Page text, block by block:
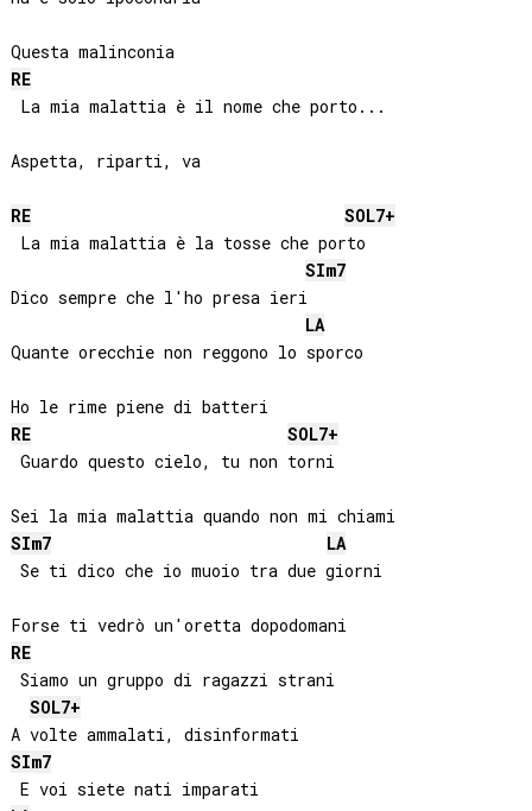
Questa malinconia
RE
La mia malattia è il nome che porto...
Aspetta, riparti, va
RE SOL7+
La mia malattia è la tosse che porto
SIm7
Dico sempre che l'ho presa ieri
LA
Quante orecchie non reggono lo sporco
RE
SOL7+
Guardo questo cielo, tu non torni
SIm7
LA
Se ti dico che io muoio tra due giorni
RE
Siamo un gruppo di ragazzi strani
SOL7+
SIm7